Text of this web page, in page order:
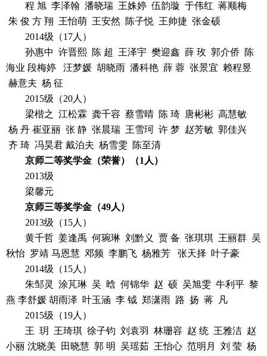
程 旭 李泽翰 潘晓瑞 王姝婷 伍韵璇 于伟红 蒋顺梅
朱 俊 方 翔 王怡萌 王安然 陈子悦 王帅捷 张金硕
2014级（17人）
孙惠中 许晋熙 陈 超 王泽宇 樊迎鑫 薛 玫 郭介侨 陈
海业 段梅婷 汪梦媛 胡晓雨 潘科艳 薛 蓉 张景宜 赖程昱
赫意夫 杨 征
2015级（20人）
梁楷之 江松霖 龚千容 蔡雪晴 陈 琦 唐彬彬 高慧敏
杨 丹 崔亚丽 张 静 张晨瑞 王雪珂 许 梦 赵芳敏 郭佳兴
齐 琦 冯昊君 戴泊夫 杨雪雯 陈至清
京师二等奖学金（荣誉）（1 人）
2013级
梁馨元
京师三等奖学金（49人）
2013级（15人）
黄千哲 姜逢禹 何琬琳 刘黔义 贾 备 张琪琪 王丽群 吴
秋怡 罗靖 马恩慧 邓频 李鹏飞 杨雅芳 张天择 叶子豪
2014级（15人）
朱邹灵 涂芃琳 吴 晗 何锦华 赵 硕 吴旭雯 牛利平 黎
燕 李舒媛 胡雨泽 叶玉涵 李 钺 郑潇雨 路 扬 蒋 凡
2015级（19人）
王 玥 王琦琪 徐子钧 刘袁羽 林珊容 赵 统 王雅洁 赵
小丽 沈晓美 田晓慧 郭 明 吴瑶茹 王怡心 范明月 刘 莹 杨